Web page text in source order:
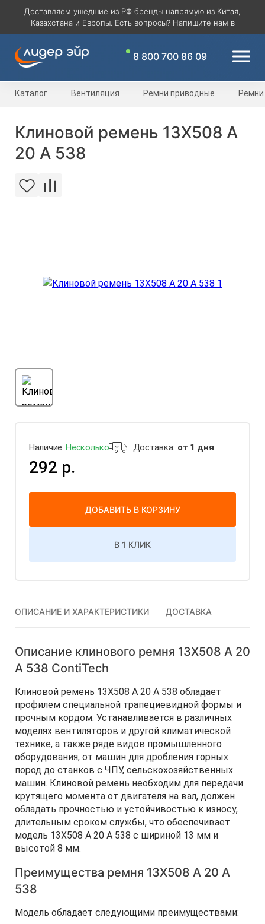
Доставляем ушедшие из РФ бренды напрямую из Китая,
Казахстана и Европы. Есть вопросы? Напишите нам в
8 800 700 86 09
Каталог Вентиляция Ремни приводные
Клиновой ремень 13Х508 A
20 А 538
Наличие: Несколько Доставка: от 1 дня
292 р.
ДОБАВИТЬ В КОРЗИНУ
В 1 КЛИК
ОПИСАНИЕ И ХАРАКТЕРИСТИКИ ДОСТАВКА
Описание клинового ремня 13Х508 A 20
А 538 ContiTech
Клиновой ремень 13Х508 A 20 А 538 обладает
профилем специальной трапециевидной формы и
прочным кордом. Устанавливается в различных
моделях вентиляторов и другой климатической
технике, а также ряде видов промышленного
оборудования, от машин для дробления горных
пород до станков с ЧПУ, сельскохозяйственных
машин. Клиновой ремень необходим для передачи
крутящего момента от двигателя на вал, должен
обладать прочностью и устойчивостью к износу,
длительным сроком службы, что обеспечивает
модель 13Х508 A 20 А 538 с шириной 13 мм и
высотой 8 мм.
Преимущества ремня 13Х508 A 20 А
538
Модель обладает следующими преимуществами: